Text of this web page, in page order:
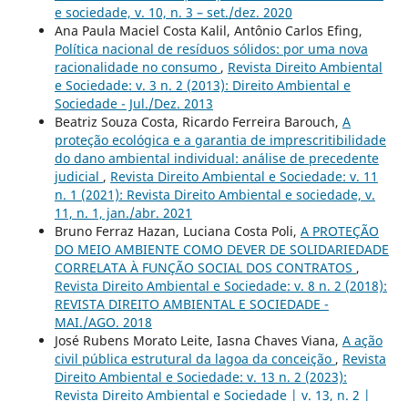
e sociedade, v. 10, n. 3 – set./dez. 2020
Ana Paula Maciel Costa Kalil, Antônio Carlos Efing,
Política nacional de resíduos sólidos: por uma nova
racionalidade no consumo , Revista Direito Ambiental
e Sociedade: v. 3 n. 2 (2013): Direito Ambiental e
Sociedade - Jul./Dez. 2013
Beatriz Souza Costa, Ricardo Ferreira Barouch, A
proteção ecológica e a garantia de imprescritibilidade
do dano ambiental individual: análise de precedente
judicial , Revista Direito Ambiental e Sociedade: v. 11
n. 1 (2021): Revista Direito Ambiental e sociedade, v.
11, n. 1, jan./abr. 2021
Bruno Ferraz Hazan, Luciana Costa Poli, A PROTEÇÃO
DO MEIO AMBIENTE COMO DEVER DE SOLIDARIEDADE
CORRELATA À FUNÇÃO SOCIAL DOS CONTRATOS ,
Revista Direito Ambiental e Sociedade: v. 8 n. 2 (2018):
REVISTA DIREITO AMBIENTAL E SOCIEDADE -
MAI./AGO. 2018
José Rubens Morato Leite, Iasna Chaves Viana, A ação
civil pública estrutural da lagoa da conceição , Revista
Direito Ambiental e Sociedade: v. 13 n. 2 (2023):
Revista Direito Ambiental e Sociedade | v. 13, n. 2 |